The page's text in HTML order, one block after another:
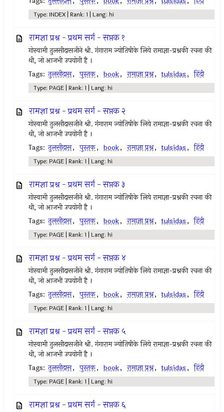
Type: INDEX | Rank: 1 | Lang: hi
रामज्ञा प्रश्न - प्रथम सर्ग - सप्तक १
गोस्वामी तुलसीदासजीने श्री. गंगाराम ज्योतिषीके लिये रामाज्ञा-प्रश्नकी रचना की
थी, जो आजभी उपयोगी है ।
Tags: तुलसीदास, पुस्तक, book, रामाज्ञा प्रश्न, tulsidas, हिंदी
Type: PAGE | Rank: 1 | Lang: hi
रामज्ञा प्रश्न - प्रथम सर्ग - सप्तक २
गोस्वामी तुलसीदासजीने श्री. गंगाराम ज्योतिषीके लिये रामाज्ञा-प्रश्नकी रचना की
थी, जो आजभी उपयोगी है ।
Tags: तुलसीदास, पुस्तक, book, रामाज्ञा प्रश्न, tulsidas, हिंदी
Type: PAGE | Rank: 1 | Lang: hi
रामज्ञा प्रश्न - प्रथम सर्ग - सप्तक ३
गोस्वामी तुलसीदासजीने श्री. गंगाराम ज्योतिषीके लिये रामाज्ञा-प्रश्नकी रचना की
थी, जो आजभी उपयोगी है ।
Tags: तुलसीदास, पुस्तक, book, रामाज्ञा प्रश्न, tulsidas, हिंदी
Type: PAGE | Rank: 1 | Lang: hi
रामज्ञा प्रश्न - प्रथम सर्ग - सप्तक ४
गोस्वामी तुलसीदासजीने श्री. गंगाराम ज्योतिषीके लिये रामाज्ञा-प्रश्नकी रचना की
थी, जो आजभी उपयोगी है ।
Tags: तुलसीदास, पुस्तक, book, रामाज्ञा प्रश्न, tulsidas, हिंदी
Type: PAGE | Rank: 1 | Lang: hi
रामज्ञा प्रश्न - प्रथम सर्ग - सप्तक ५
गोस्वामी तुलसीदासजीने श्री. गंगाराम ज्योतिषीके लिये रामाज्ञा-प्रश्नकी रचना की
थी, जो आजभी उपयोगी है ।
Tags: तुलसीदास, पुस्तक, book, रामाज्ञा प्रश्न, tulsidas, हिंदी
Type: PAGE | Rank: 1 | Lang: hi
रामज्ञा प्रश्न - प्रथम सर्ग - सप्तक ६